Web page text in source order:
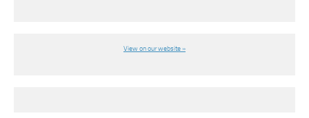
View on our website »